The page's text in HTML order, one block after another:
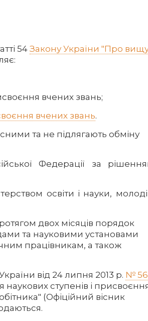
54 Закону України "Про
вчених звань;
вчених звань.
та не підлягають обміну
Федерації за
освіти і науки, молоді
двох місяців порядок
та науковими установами
працівникам, а також
від 24 липня 2013 р. №
ступенів і
(Офіційний вісник